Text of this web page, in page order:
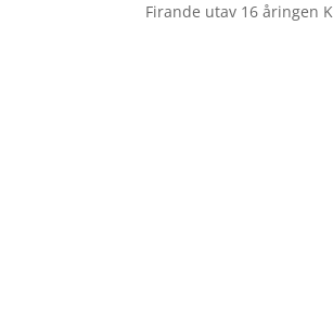
Firande utav 16 åringen